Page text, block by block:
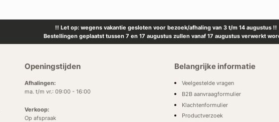
!! Let op: wegens vakantie gesloten voor bezoek/afhaling van 3 t/m 14 augustus !!
Bestellingen geplaatst tussen 7 en 17 augustus zullen vanaf 17 augustus verwerkt
Openingstijden
Afhalingen:
ma. t/m vr.: 09:00 - 16:00
Verkoop:
Op afspraak
Belangrijke informatie
Veelgestelde vragen
B2B aanvraagformulier
Klachtenformulier
Productverzoek